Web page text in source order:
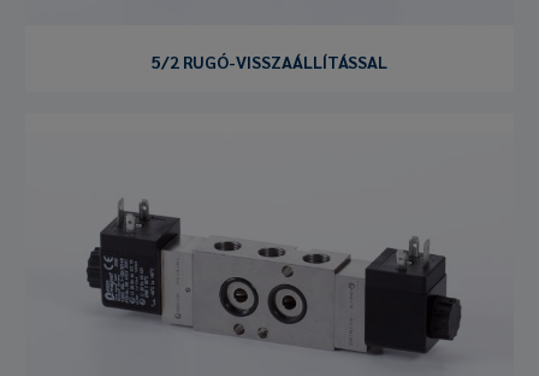
5/2 RUGÓ-VISSZAÁLLÍTÁSSAL